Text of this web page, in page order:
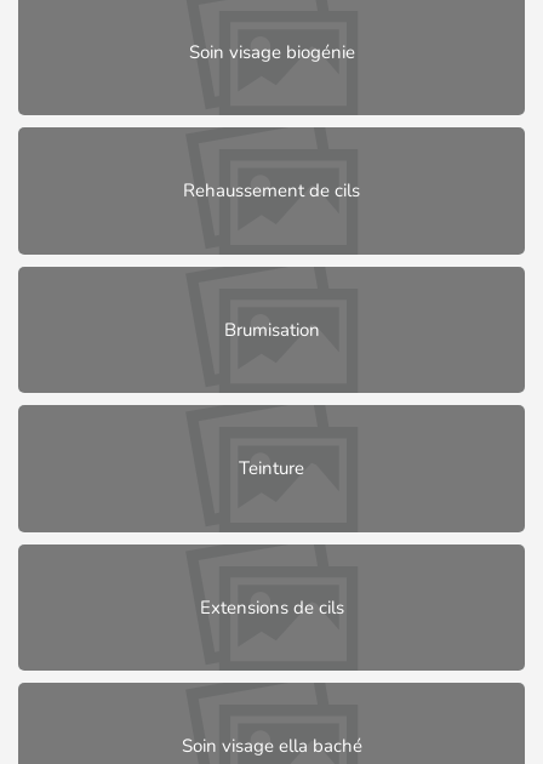
Soin visage biogénie
Rehaussement de cils
Brumisation
Teinture
Extensions de cils
Soin visage ella baché